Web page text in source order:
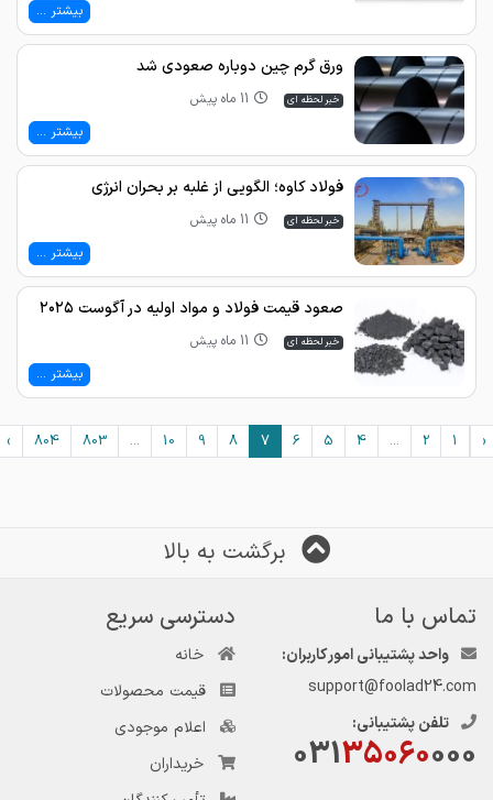
بیشتر ...
ورق گرم چین دوباره صعودی شد
خبر لحظه ای
11 ماه پیش
بیشتر ...
فولاد کاوه؛ الگویی از غلبه بر بحران انرژی
خبر لحظه ای
11 ماه پیش
بیشتر ...
صعود قیمت فولاد و مواد اولیه در آگوست ۲۰۲۵
خبر لحظه ای
11 ماه پیش
بیشتر ...
2
...
4
5
6
7
8
9
10
...
803
804
برگشت به بالا
تماس با ما
واحد پشتیبانی امور کاربران:
support@foolad24.com
تلفن پشتیبانی:
03135060000
دسترسی سریع
خانه
قیمت محصولات
اعلام موجودی
خریداران